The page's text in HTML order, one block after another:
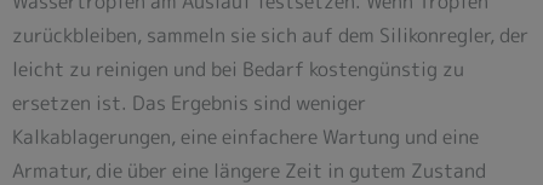
zurückbleiben, sammeln sie sich auf dem Silikonregler, der
leicht zu reinigen und bei Bedarf kostengünstig zu
ersetzen ist. Das Ergebnis sind weniger
Kalkablagerungen, eine einfachere Wartung und eine
Armatur, die über eine längere Zeit in gutem Zustand